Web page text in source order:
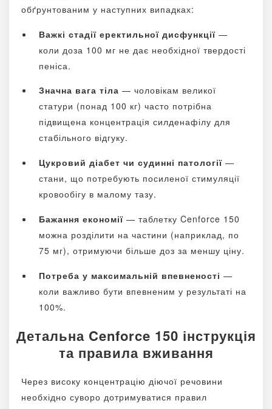
обґрунтованим у наступних випадках:
Важкі стадії еректильної дисфункції —
коли доза 100 мг не дає необхідної твердості
пеніса.
Значна вага тіла — чоловікам великої
статури (понад 100 кг) часто потрібна
підвищена концентрація силденафілу для
стабільного відгуку.
Цукровий діабет чи судинні патології —
стани, що потребують посиленої стимуляції
кровообігу в малому тазу.
Бажання економії — таблетку Cenforce 150
можна розділити на частини (наприклад, по
75 мг), отримуючи більше доз за меншу ціну.
Потреба у максимальній впевненості —
коли важливо бути впевненим у результаті на
100%.
Детальна Cenforce 150 інструкція
та правила вживання
Через високу концентрацію діючої речовини
необхідно суворо дотримуватися правил